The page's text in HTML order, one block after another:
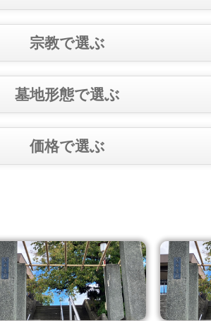
宗教で選ぶ
墓地形態で選ぶ
価格で選ぶ